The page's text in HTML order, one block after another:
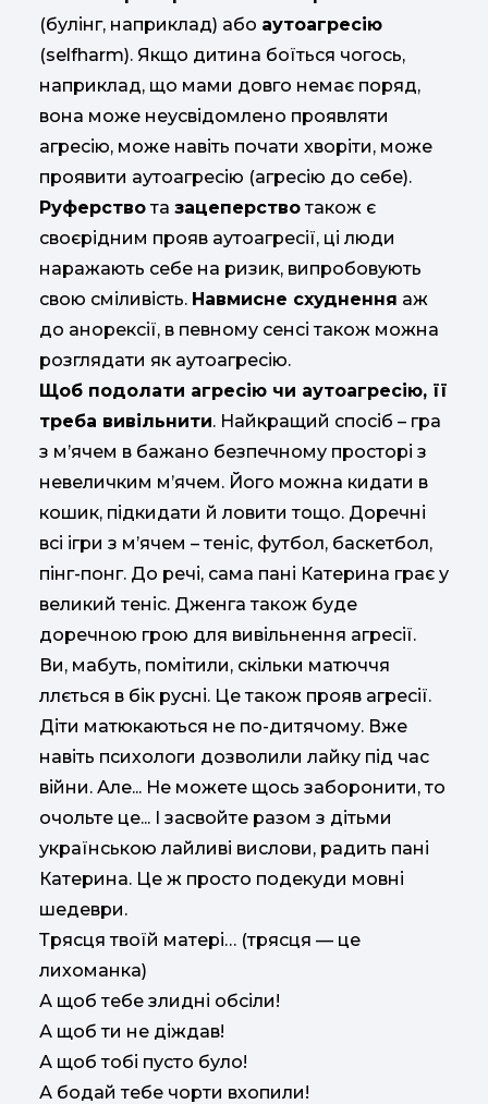
(булінг, наприклад) або аутоагресію
(selfharm). Якщо дитина боїться чогось,
наприклад, що мами довго немає поряд,
вона може неусвідомлено проявляти
агресію, може навіть почати хворіти, може
проявити аутоагресію (агресію до себе).
Руферствота зацеперствотакож є
своєрідним прояв аутоагресії, ці люди
наражають себе на ризик, випробовують
свою сміливість. Навмисне схуднення аж
до анорексії, в певному сенсі також можна
розглядати як аутоагресію.
Щоб подолати агресію чи аутоагресію, її
треба вивільнити. Найкращий спосіб – гра
з м’ячем в бажано безпечному просторі з
невеличким м’ячем. Його можна кидати в
кошик, підкидати й ловити тощо. Доречні
всі ігри з м’ячем – теніс, футбол, баскетбол,
пінг-понг. До речі, сама пані Катерина грає у
великий теніс. Дженга також буде
доречною грою для вивільнення агресії.
Ви, мабуть, помітили, скільки матюччя
ллється в бік русні. Це також прояв агресії.
Діти матюкаються не по-дитячому. Вже
навіть психологи дозволили лайку під час
війни. Але... Не можете щось заборонити, то
очольте це... І засвойте разом з дітьми
українською лайливі вислови, радить пані
Катерина. Це ж просто подекуди мовні
шедеври.
Трясця твоїй матері… (трясця — це
лихоманка)
А щоб тебе злидні обсіли!
А щоб ти не діждав!
А щоб тобі пусто було!
А бодай тебе чорти вхопили!